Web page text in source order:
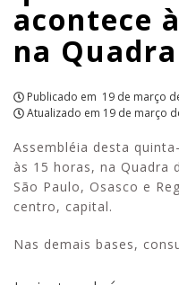
Quadra
|
APCEF/SP
acontece
na Quadra
Publicado em 19 de março
Atualizado em 19 de março
Assembléia desta
às 15 horas, na Quadra
São Paulo, Osasco e
centro, capital.
Nas demais bases,